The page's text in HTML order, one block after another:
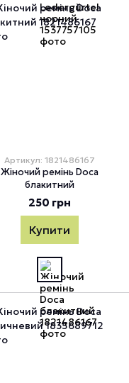
Артикул: 1821486167
Жіночий ремінь Doca
блакитний
250 грн
Купити